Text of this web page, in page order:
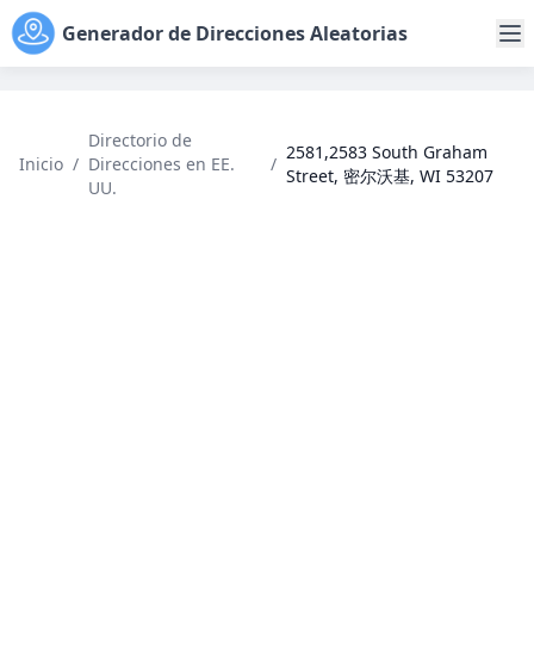
Generador de Direcciones Aleatorias
Inicio /
Directorio de
Direcciones en EE.
UU.
/
2581,2583 South Graham
Street, 密尔沃基, WI 53207